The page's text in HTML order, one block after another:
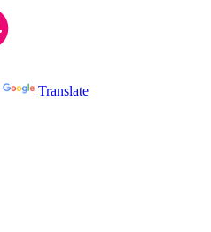
Translate